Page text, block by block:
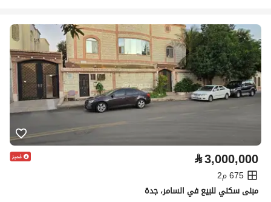
⃁3,000,000
675 م2
مبنى سكني للبيع في السامر، جدة